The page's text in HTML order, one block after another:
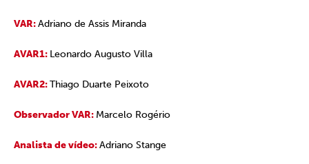
VAR:Adriano de Assis Miranda
AVAR1: Leonardo Augusto Villa
AVAR2:Thiago Duarte Peixoto
Observador VAR: Marcelo Rogério
Analista de vídeo:Adriano Stange